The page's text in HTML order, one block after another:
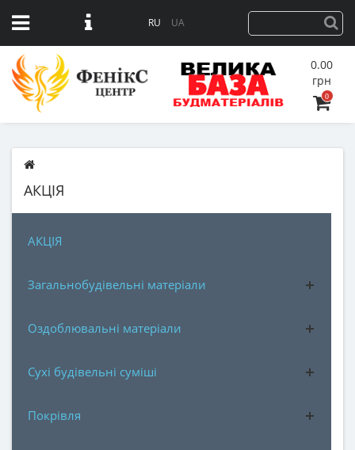
RU UA
0.00
грн
0
АКЦІЯ
АКЦІЯ
Загальнобудівельні матеріали
Оздоблювальні матеріали
Сухі будівельні суміші
Покрівля